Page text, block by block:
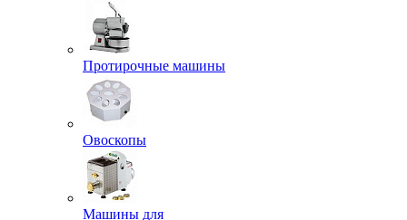
Протирочные машины
Овоскопы
Машины для